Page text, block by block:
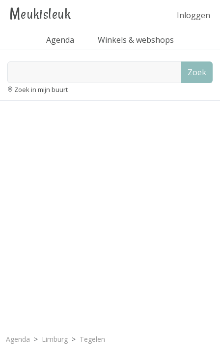
Meukisleuk Inloggen
Agenda Winkels & webshops
Zoek
Zoek in mijn buurt
Agenda Limburg Tegelen